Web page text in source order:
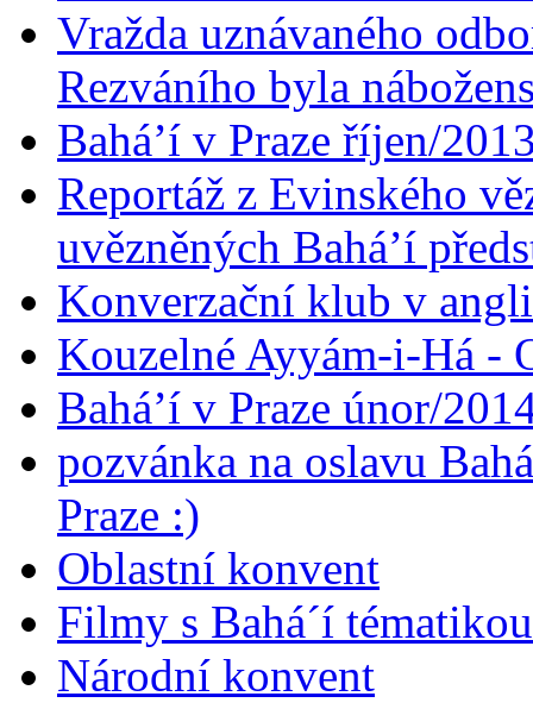
Vražda uznávaného
Rezváního byla
Bahá’í v Praze říjen/
Reportáž z Evinského
uvězněných Bahá’í
Konverzační klub v
Kouzelné Ayyám-i-Há -
Bahá’í v Praze únor/
pozvánka na oslavu
Praze :)
Oblastní konvent
Filmy s Bahá´í
Národní konvent